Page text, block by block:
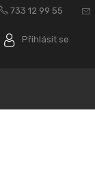
733 12 99 55
Přihlásit se